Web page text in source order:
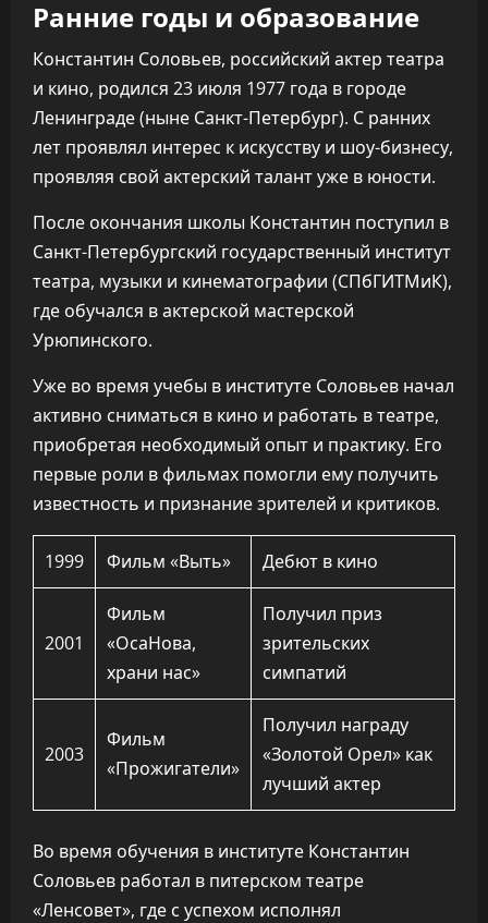
Ранние годы и образование
Константин Соловьев, российский актер театра
и кино, родился 23 июля 1977 года в городе
Ленинграде (ныне Санкт-Петербург). С ранних
лет проявлял интерес к искусству и шоу-бизнесу,
проявляя свой актерский талант уже в юности.
После окончания школы Константин поступил в
Санкт-Петербургский государственный институт
театра, музыки и кинематографии (СПбГИТМиК),
где обучался в актерской мастерской
Урюпинского.
Уже во время учебы в институте Соловьев начал
активно сниматься в кино и работать в театре,
приобретая необходимый опыт и практику. Его
первые роли в фильмах помогли ему получить
известность и признание зрителей и критиков.
1999 Фильм «Выть» Дебют в кино
2001
Фильм
«ОсаНова,
храни нас»
Получил приз
зрительских
симпатий
2003
Фильм
«Прожигатели»
Получил награду
«Золотой Орел» как
лучший актер
Во время обучения в институте Константин
Соловьев работал в питерском театре
«Ленсовет», где с успехом исполнял